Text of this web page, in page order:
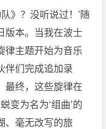
》？没听说过！'随
版本。当我在波士
律主题开始为音乐
伴们完成追加录
最终，这些旋律在
变为名为‘组曲’的
、毫无改写的旅